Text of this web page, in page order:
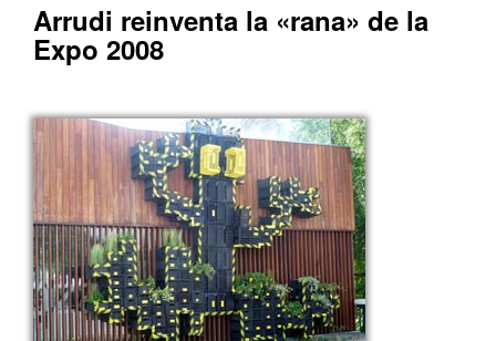
Arrudi reinventa la «rana» de la
Expo 2008